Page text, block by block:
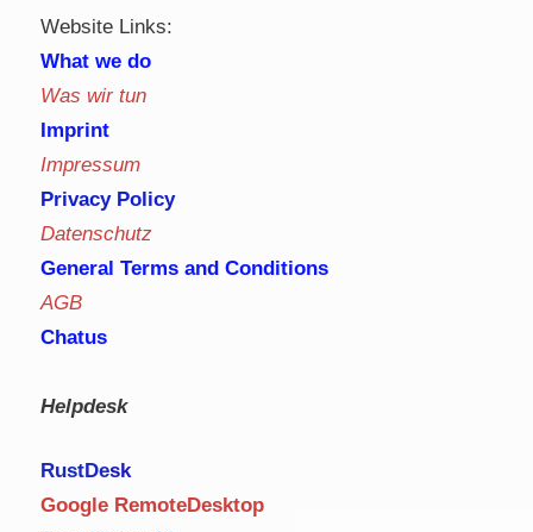
Website Links:
What we do
Was wir tun
Imprint
Impressum
Privacy Policy
Datenschutz
General Terms and Conditions
AGB
Chatus
Helpdesk
RustDesk
Google RemoteDesktop